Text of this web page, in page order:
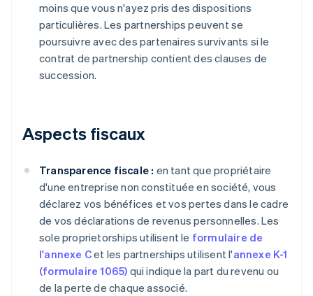
moins que vous n'ayez pris des dispositions
particulières. Les partnerships peuvent se
poursuivre avec des partenaires survivants si le
contrat de partnership contient des clauses de
succession.
Aspects fiscaux
Transparence fiscale : en tant que propriétaire
d'une entreprise non constituée en société, vous
déclarez vos bénéfices et vos pertes dans le cadre
de vos déclarations de revenus personnelles. Les
sole proprietorships utilisent le formulaire de
l'annexe Cet les partnerships utilisent l'annexe K-1
(formulaire 1065) qui indique la part du revenu ou
de la perte de chaque associé.